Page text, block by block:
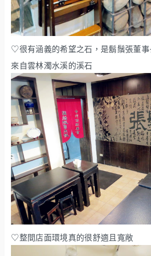
♡很有涵義的希望之石，是鬍鬚張董事
來自雲林濁水溪的溪石
♡整間店面環境真的很舒適且寬敞